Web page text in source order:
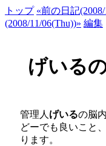
トップ «前の日記(2008/
(2008/11/06(Thu))» 編集
げいる
管理人 げいるの脳
どーでも良いこと
ります。